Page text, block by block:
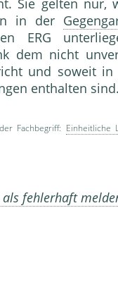
Sie gelten
n in der
ERG
dem nicht
und soweit
enthalten
Fachbegriff: Einheitliche
fehlerhaft